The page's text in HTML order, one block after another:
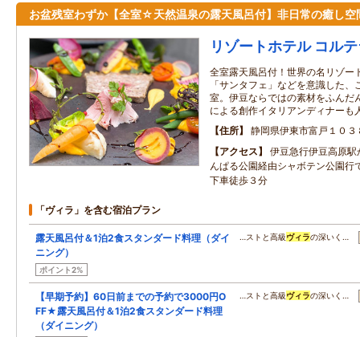
お盆残室わずか【全室☆天然温泉の露天風呂付】非日常の癒し空
リゾートホテル コル
全室露天風呂付！世界の名リゾー
「サンタフェ」などを意識した
室。伊豆ならではの素材をふんだ
による創作イタリアンディナーも
住所
静岡県伊東市富戸１０３
アクセス
伊豆急行伊豆高原
んぱる公園経由シャボテン公園行
下車徒歩３分
「ヴィラ」を含む宿泊プラン
露天風呂付＆1泊2食スタンダード料理（ダイ
ニング）
ポイント2%
…ストと高級ヴィラの深いく…
【早期予約】60日前までの予約で3000円O
FF★露天風呂付＆1泊2食スタンダード料理
（ダイニング）
…ストと高級ヴィラの深いく…